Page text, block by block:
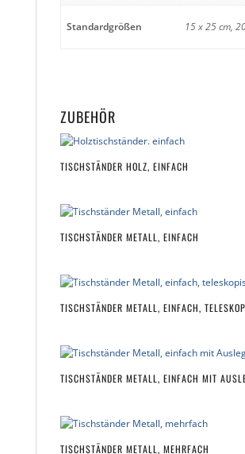
Standardgrößen 15 x 25 cm,
ZUBEHÖR
TISCHSTÄNDER HOLZ, EINFACH
TISCHSTÄNDER METALL, EINFACH
TISCHSTÄNDER METALL, EINFACH,
TISCHSTÄNDER METALL, EINFACH MIT
TISCHSTÄNDER METALL, MEHRFACH